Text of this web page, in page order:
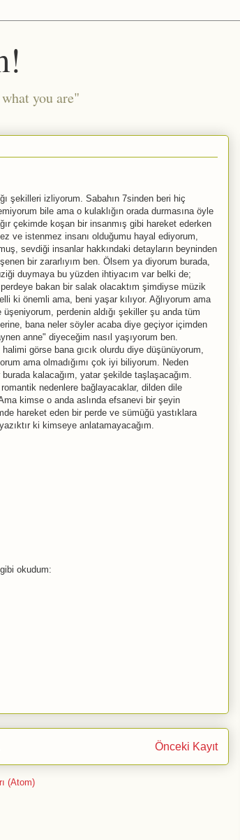
you are"
şekilleri izliyorum. Sabahın 7sinden beri hiç
bile ama o kulaklığın orada durmasına öyle
çekimde koşan bir insanmış gibi hareket ederken
ve istenmez insanı olduğumu hayal ediyorum,
sevdiği insanlar hakkındaki detayların beyninden
bir zararlıyım ben. Ölsem ya diyorum burada,
duymaya bu yüzden ihtiyacım var belki de;
bakan bir salak olacaktım şimdiyse müzik
ki önemli ama, beni yaşar kılıyor. Ağlıyorum ama
perdenin aldığı şekiller şu anda tüm
bana neler söyler acaba diye geçiyor içimden
anne" diyeceğim nasıl yaşıyorum ben.
görse bana gıcık olurdu diye düşünüyorum,
ama olmadığımı çok iyi biliyorum. Neden
kalacağım, yatar şekilde taşlaşacağım.
nedenlere bağlayacaklar, dilden dile
kimse o anda aslında efsanevi bir şeyin
hareket eden bir perde ve sümüğü yastıklara
ki kimseye anlatamayacağım.
okudum:
Önceki Kayıt
(Atom)